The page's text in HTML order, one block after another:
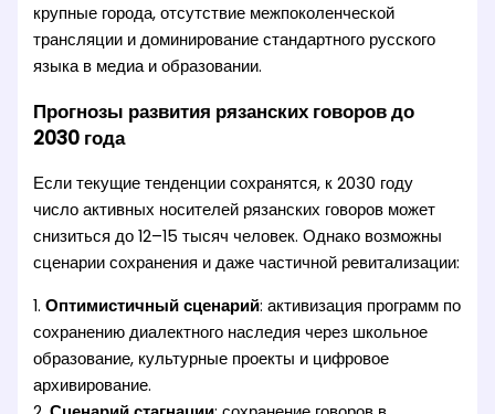
крупные города, отсутствие межпоколенческой
трансляции и доминирование стандартного русского
языка в медиа и образовании.
Прогнозы развития рязанских говоров до
2030 года
Если текущие тенденции сохранятся, к 2030 году
число активных носителей рязанских говоров может
снизиться до 12–15 тысяч человек. Однако возможны
сценарии сохранения и даже частичной ревитализации:
1.Оптимистичный сценарий: активизация программ по
сохранению диалектного наследия через школьное
образование, культурные проекты и цифровое
архивирование.